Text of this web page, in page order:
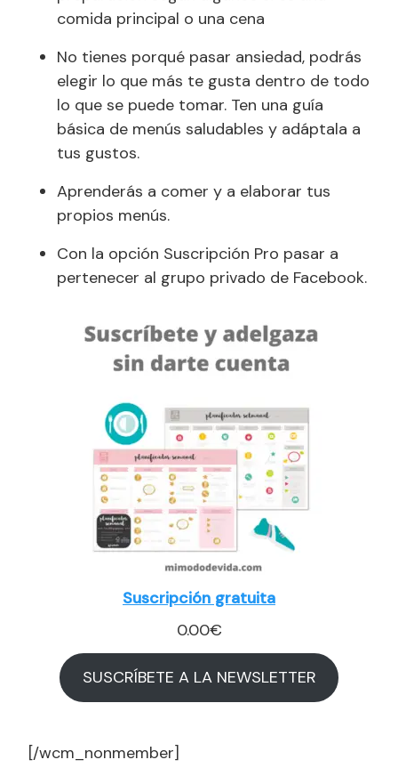
comida principal o una cena
No tienes porqué pasar ansiedad, podrás
elegir lo que más te gusta dentro de todo
lo que se puede tomar. Ten una guía
básica de menús saludables y adáptala a
tus gustos.
Aprenderás a comer y a elaborar tus
propios menús.
Con la opción Suscripción Pro pasar a
pertenecer al grupo privado de Facebook.
Suscripción gratuita
0.00€
SUSCRÍBETE A LA NEWSLETTER
[/wcm_nonmember]